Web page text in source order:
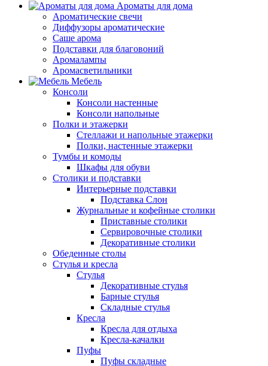
Ароматы для дома
Ароматические свечи
Диффузоры ароматические
Саше арома
Подставки для благовоний
Аромалампы
Аромасветильники
Мебель
Консоли
Консоли настенные
Консоли напольные
Полки и этажерки
Стеллажи и напольные этажерки
Полки, настенные этажерки
Тумбы и комоды
Шкафы для обуви
Столики и подставки
Интерьерные подставки
Подставка Слон
Журнальные и кофейные столики
Приставные столики
Сервировочные столики
Декоративные столики
Обеденные столы
Стулья и кресла
Стулья
Декоративные стулья
Барные стулья
Складные стулья
Кресла
Кресла для отдыха
Кресла-качалки
Пуфы
Пуфы складные